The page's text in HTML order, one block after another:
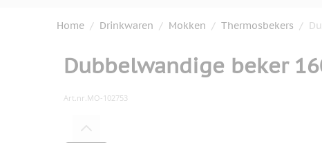
Home / Drinkwaren / Mokken / Thermosbekers /
Dubbelwandige beker
Art.nr.MO-102753